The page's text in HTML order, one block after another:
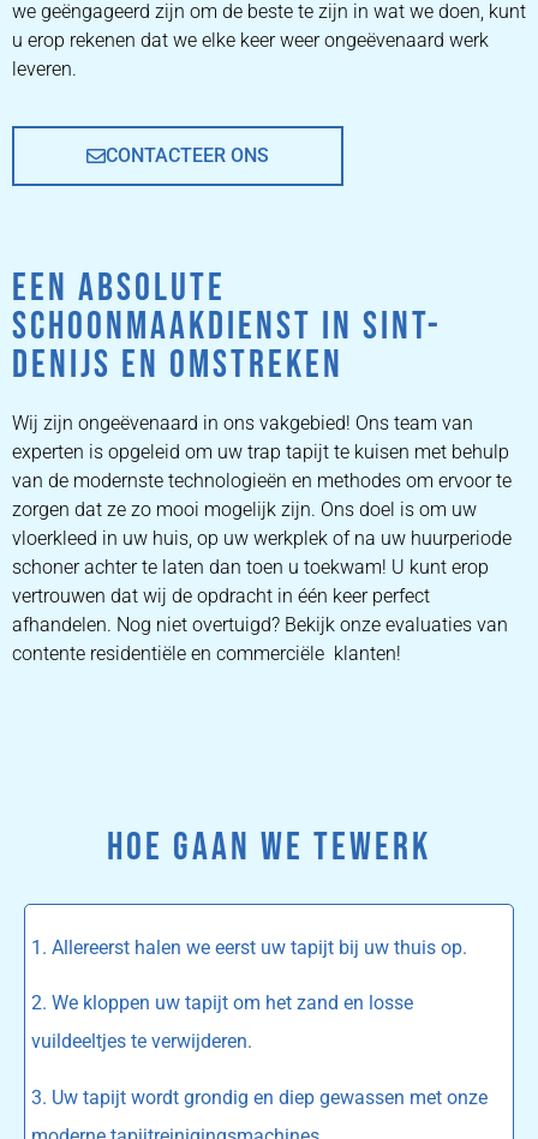
PRIJZEN
we geëngageerd zijn om de beste te zijn in wat we doen, kunt
u erop rekenen dat we elke keer weer ongeëvenaard werk
leveren.
CONTACTEER ONS
EEN ABSOLUTE
SCHOONMAAKDIENST IN SINT-
DENIJS EN OMSTREKEN
Wij zijn ongeëvenaard in ons vakgebied! Ons team van
experten is opgeleid om uw trap tapijt te kuisen met behulp
van de modernste technologieën en methodes om ervoor te
zorgen dat ze zo mooi mogelijk zijn. Ons doel is om uw
vloerkleed in uw huis, op uw werkplek of na uw huurperiode
schoner achter te laten dan toen u toekwam! U kunt erop
vertrouwen dat wij de opdracht in één keer perfect
afhandelen. Nog niet overtuigd? Bekijk onze evaluaties van
contente residentiële en commerciële klanten!
HOE GAAN WE TEWERK
1. Allereerst halen we eerst uw tapijt bij uw thuis op.
2. We kloppen uw tapijt om het zand en losse
vuildeeltjes te verwijderen.
3. Uw tapijt wordt grondig en diep gewassen met onze